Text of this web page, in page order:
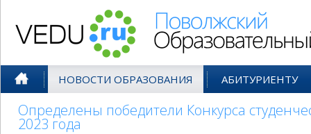
НОВОСТИ ОБРАЗОВАНИЯ АБИТУРИЕНТУ
Определены победители Конкурса
2023 года